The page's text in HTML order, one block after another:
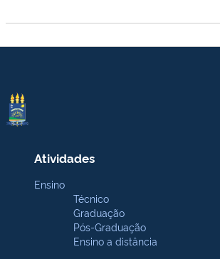
Atividades
Ensino
Técnico
Graduação
Pós-Graduação
Ensino a distância